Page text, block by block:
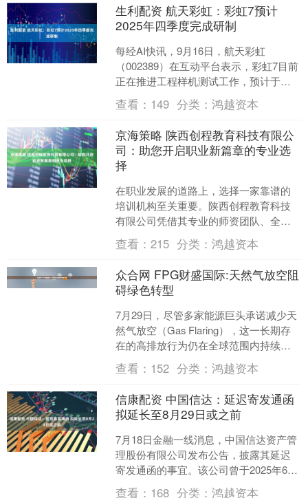
生利配资 航天彩虹：彩虹7预计
2025年四季度完成研制
每经AI快讯，9月16日，航天彩虹
（002389）在互动平台表示，彩虹7目前
正在推进工程样机测试工作，预计于
2025年四季度完成全部研制工作，而后
进行市场推介，....
查看： 149 分类：鸿越资本
京海策略 陕西创程教育科技有限公
司：助您开启职业新篇章的专业选
择
在职业发展的道路上，选择一家靠谱的
培训机构至关重要。陕西创程教育科技
有限公司凭借其专业的师资团队、全面
的课程体系以及贴心的服务保障，已成
为西北地区成人职业教育的....
查看：215 分类：鸿越资本
众合网 FPG财盛国际:天然气放空阻
碍绿色转型
7月29日，尽管多家能源巨头承诺减少天
然气放空（Gas Flaring），这一长期存
在的高排放行为仍在全球范围内持续，
对温室气体排放的贡献显著，削弱了能
源行业的....
查看： 152 分类：鸿越资本
信康配资 中国信达：延迟寄发通函
拟延长至8月29日或之前
7月18日金融一线消息，中国信达资产管
理股份有限公司发布公告，披露其延迟
寄发通函的事宜。该公司曾于2025年6月
26日发布公告，内容涉及订立资产管理
查看： 168 分类：鸿越资本